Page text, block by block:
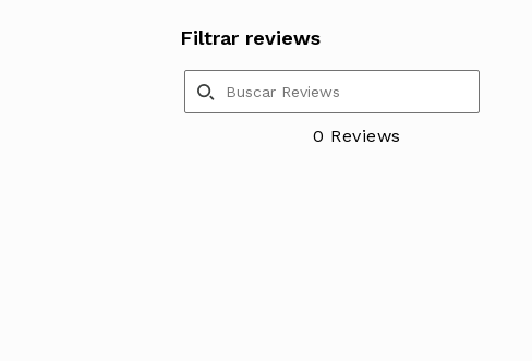
Filtrar reviews
0 Reviews